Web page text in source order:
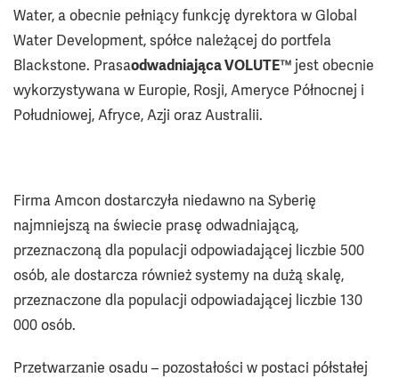
Water, a obecnie pełniący funkcję dyrektora w Global
Water Development, spółce należącej do portfela
Blackstone. Prasaodwadniająca VOLUTE™ jest obecnie
wykorzystywana w Europie, Rosji, Ameryce Północnej i
Południowej, Afryce, Azji oraz Australii.
Firma Amcon dostarczyła niedawno na Syberię
najmniejszą na świecie prasę odwadniającą,
przeznaczoną dla populacji odpowiadającej liczbie 500
osób, ale dostarcza również systemy na dużą skalę,
przeznaczone dla populacji odpowiadającej liczbie 130
000 osób.
Przetwarzanie osadu – pozostałości w postaci półstałej